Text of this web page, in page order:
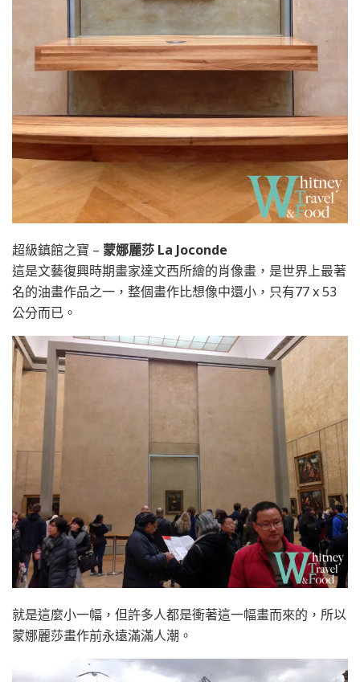
超級鎮館之寶 – 蒙娜麗莎 La Joconde
這是文藝復興時期畫家達文西所繪的肖像畫，是世界上最著
名的油畫作品之一，整個畫作比想像中還小，只有77 x 53
公分而已。
就是這麼小一幅，但許多人都是衝著這一幅畫而來的，所以
蒙娜麗莎畫作前永遠滿滿人潮。